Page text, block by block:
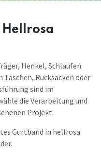
Henkel, Schlaufen
Rucksäcken oder
sind im
die Verarbeitung und
Projekt.
Gurtband in hellrosa